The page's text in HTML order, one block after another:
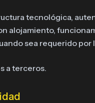
tecnológica,
alojamiento,
sea requerido por
a terceros.